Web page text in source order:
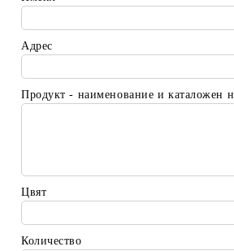
Адрес
Продукт - наименование и каталожен
Цвят
Количество